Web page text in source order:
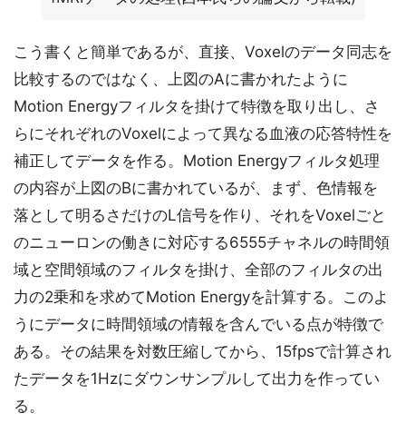
こう書くと簡単であるが、直接、Voxelのデータ同志を
比較するのではなく、上図のAに書かれたように
Motion Energyフィルタを掛けて特徴を取り出し、さ
らにそれぞれのVoxelによって異なる血液の応答特性を
補正してデータを作る。Motion Energyフィルタ処理
の内容が上図のBに書かれているが、まず、色情報を
落として明るさだけのL信号を作り、それをVoxelごと
のニューロンの働きに対応する6555チャネルの時間領
域と空間領域のフィルタを掛け、全部のフィルタの出
力の2乗和を求めてMotion Energyを計算する。このよ
うにデータに時間領域の情報を含んでいる点が特徴で
ある。その結果を対数圧縮してから、15fpsで計算され
たデータを1Hzにダウンサンプルして出力を作ってい
る。